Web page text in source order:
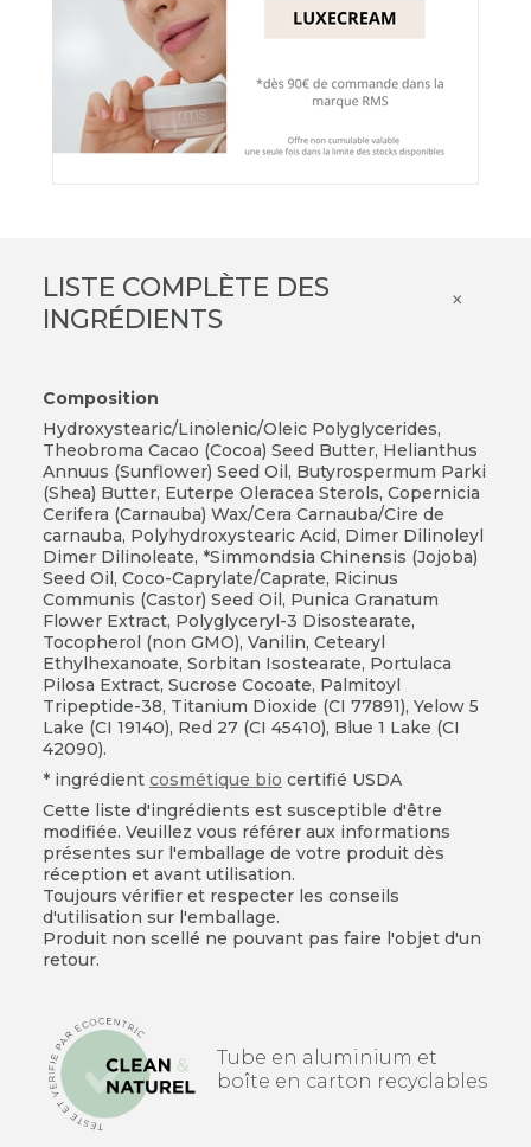
LISTE COMPLÈTE DES
INGRÉDIENTS
×
Composition
Hydroxystearic/Linolenic/Oleic Polyglycerides,
Theobroma Cacao (Cocoa) Seed Butter, Helianthus
Annuus (Sunflower) Seed Oil, Butyrospermum Parki
(Shea) Butter, Euterpe Oleracea Sterols, Copernicia
Cerifera (Carnauba) Wax/Cera Carnauba/Cire de
carnauba, Polyhydroxystearic Acid, Dimer Dilinoleyl
Dimer Dilinoleate, *Simmondsia Chinensis (Jojoba)
Seed Oil, Coco-Caprylate/Caprate, Ricinus
Communis (Castor) Seed Oil, Punica Granatum
Flower Extract, Polyglyceryl-3 Disostearate,
Tocopherol (non GMO), Vanilin, Cetearyl
Ethylhexanoate, Sorbitan Isostearate, Portulaca
Pilosa Extract, Sucrose Cocoate, Palmitoyl
Tripeptide-38, Titanium Dioxide (CI 77891), Yelow 5
Lake (CI 19140), Red 27 (CI 45410), Blue 1 Lake (CI
42090).
* ingrédient cosmétique bio certifié USDA
Cette liste d'ingrédients est susceptible d'être
modifiée. Veuillez vous référer aux informations
présentes sur l'emballage de votre produit dès
réception et avant utilisation.
Toujours vérifier et respecter les conseils
d'utilisation sur l'emballage.
Produit non scellé ne pouvant pas faire l'objet d'un
retour.
Tube en aluminium et
boîte en carton recyclables